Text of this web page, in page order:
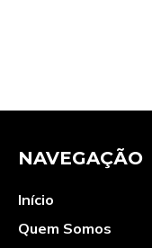
NAVEGAÇÃO
Início
Quem Somos